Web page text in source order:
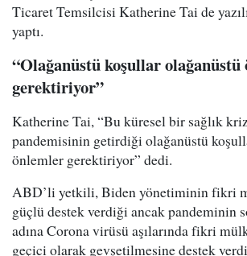
Ticaret Temsilcisi Katherine Tai de
yaptı.
“Olağanüstü koşullar olağanüstü
gerektiriyor”
Katherine Tai, “Bu küresel bir sağlık
pandemisinin getirdiği olağanüstü
önlemler gerektiriyor” dedi.
ABD’li yetkili, Biden yönetiminin fikri
güçlü destek verdiği ancak pandeminin
adına Corona virüsü aşılarında fikri
geçici olarak gevşetilmesine destek